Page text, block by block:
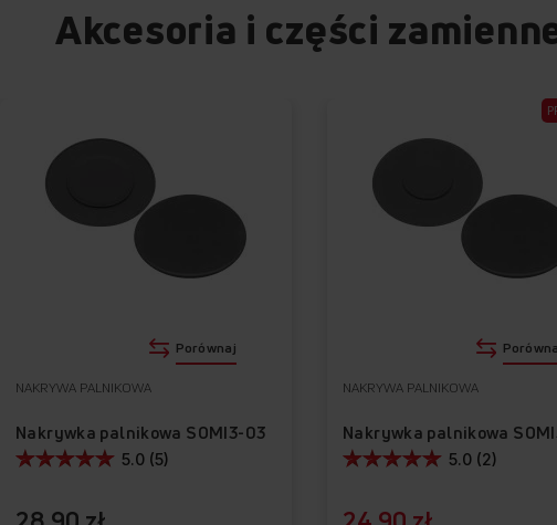
Akcesoria i części
NAKRYWA PALNIKOWA
Nakrywka palnikowa SOMI3-03
5.0 (5)
Porównaj
NAKRYWA PALNIKOWA
Nakrywka palnikowa
5.0 (2)